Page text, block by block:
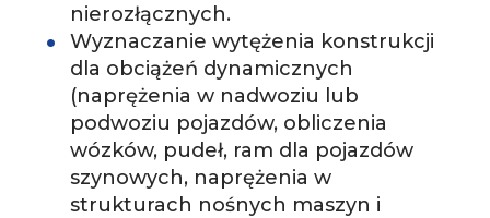
nierozłącznych.
Wyznaczanie wytężenia konstrukcji
dla obciążeń dynamicznych
(naprężenia w nadwoziu lub
podwoziu pojazdów, obliczenia
wózków, pudeł, ram dla pojazdów
szynowych, naprężenia w
strukturach nośnych maszyn i